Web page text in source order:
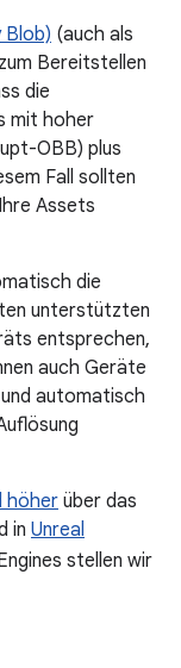
Blob) (auch als
Bereitstellen
die
mit hoher
OBB) plus
Fall sollten
Assets
die
unterstützten
entsprechen,
auch Geräte
automatisch
höherüber das
in Unreal
stellen wir